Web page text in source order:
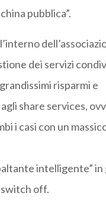
pubblica”.
dei servizi
risparmi e
share services,
i casi con un
intelligente” in
switch off.